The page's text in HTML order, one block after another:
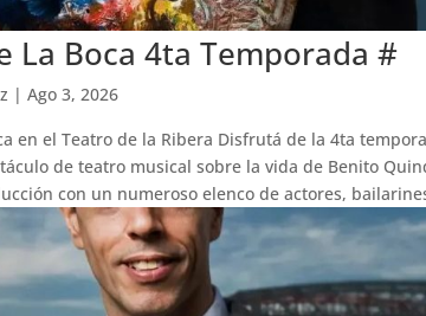
La Boca 4ta Temporada #
| Ago 3, 2026
en el Teatro de la Ribera Disfrutá de la 4ta
de teatro musical sobre la vida de Benito
con un numeroso elenco de actores,